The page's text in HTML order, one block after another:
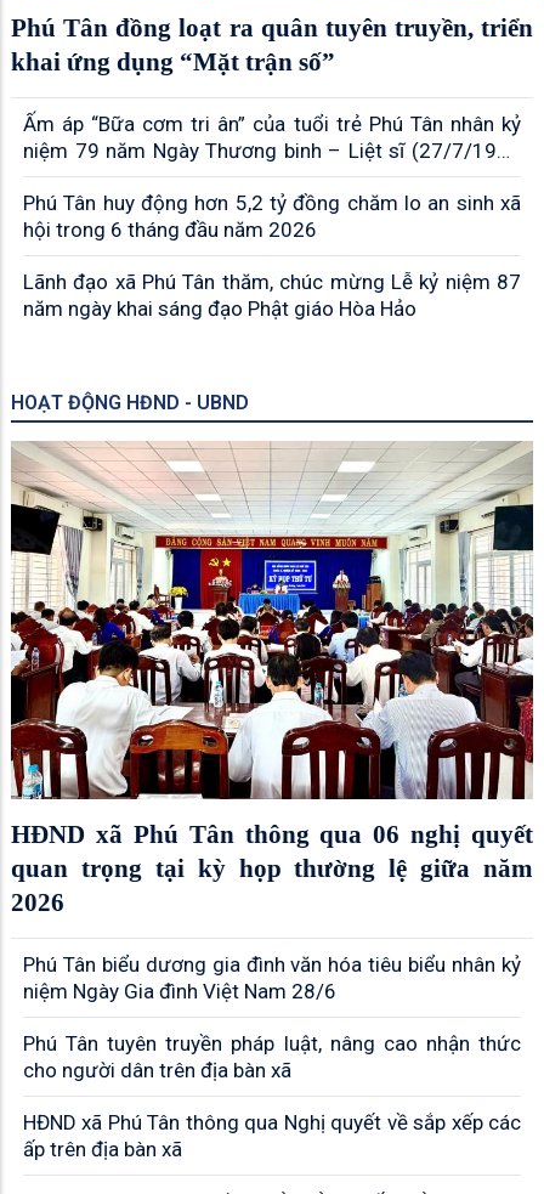
Phú Tân đồng loạt ra quân tuyên truyền, triển
khai ứng dụng “Mặt trận số”
Ấm áp “Bữa cơm tri ân” của tuổi trẻ Phú Tân nhân kỷ
niệm 79 năm Ngày Thương binh – Liệt sĩ (27/7/1947
– 27/7/2026)
Phú Tân huy động hơn 5,2 tỷ đồng chăm lo an sinh xã
hội trong 6 tháng đầu năm 2026
Lãnh đạo xã Phú Tân thăm, chúc mừng Lễ kỷ niệm 87
năm ngày khai sáng đạo Phật giáo Hòa Hảo
HOẠT ĐỘNG HĐND - UBND
HĐND xã Phú Tân thông qua 06 nghị quyết
quan trọng tại kỳ họp thường lệ giữa năm
2026
Phú Tân biểu dương gia đình văn hóa tiêu biểu nhân kỷ
niệm Ngày Gia đình Việt Nam 28/6
Phú Tân tuyên truyền pháp luật, nâng cao nhận thức
cho người dân trên địa bàn xã
HĐND xã Phú Tân thông qua Nghị quyết về sắp xếp các
ấp trên địa bàn xã